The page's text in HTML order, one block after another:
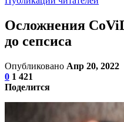
Осложнения
до сепсиса
Опубликовано Апр 20, 2022
0 1 421
Поделится